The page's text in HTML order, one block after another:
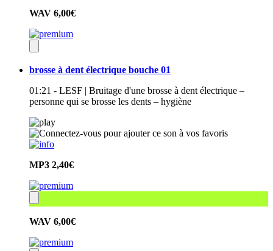
WAV 6,00€
brosse à dent électrique bouche 01
01:21 - LESF | Bruitage d'une brosse à dent électrique –
personne qui se brosse les dents – hygiène
MP3 2,40€
WAV 6,00€